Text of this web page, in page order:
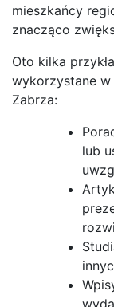
mieszkańcy
znacząco
Oto kilka
wykorzystane
Zabrza:
lub